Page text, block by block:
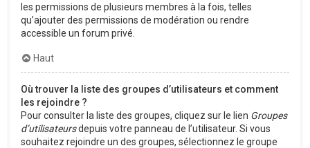
les permissions de plusieurs membres à la fois, telles
qu’ajouter des permissions de modération ou rendre
accessible un forum privé.
Haut
Où trouver la liste des groupes d’utilisateurs et comment
les rejoindre ?
Pour consulter la liste des groupes, cliquez sur le lien Groupes
d’utilisateursdepuis votre panneau de l’utilisateur. Si vous
souhaitez rejoindre un des groupes, sélectionnez le groupe